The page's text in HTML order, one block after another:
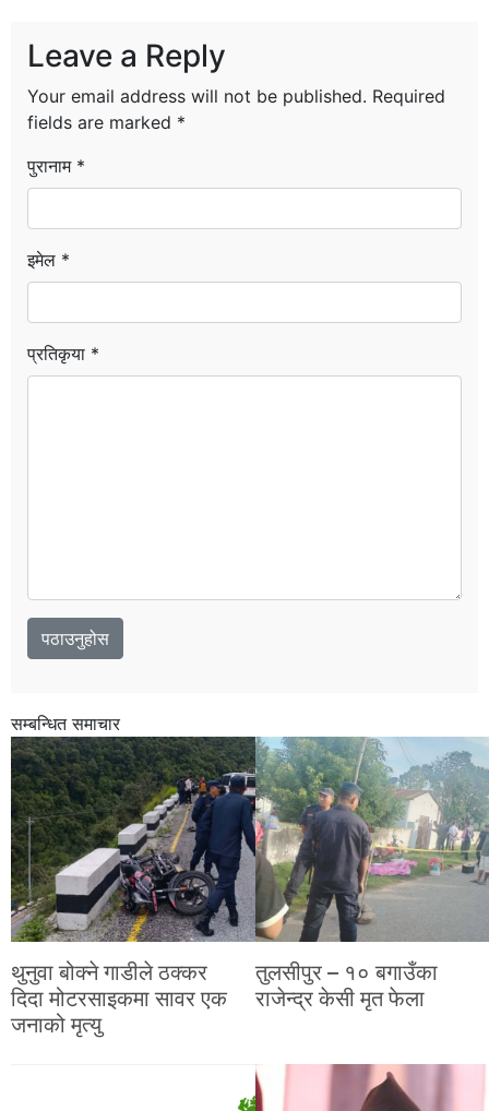
Leave a Reply
Your email address will not be published. Required
fields are marked *
पुरानाम *
इमेल *
प्रतिकृया *
सम्बन्धित समाचार
थुनुवा बोक्ने गाडीले ठक्कर
दिदा मोटरसाइकमा सावर एक
जनाको मृत्यु
तुलसीपुर – १० बगाउँका
राजेन्द्र केसी मृत फेला